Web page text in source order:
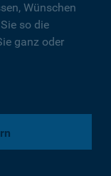
Wünschen
so die
ganz oder